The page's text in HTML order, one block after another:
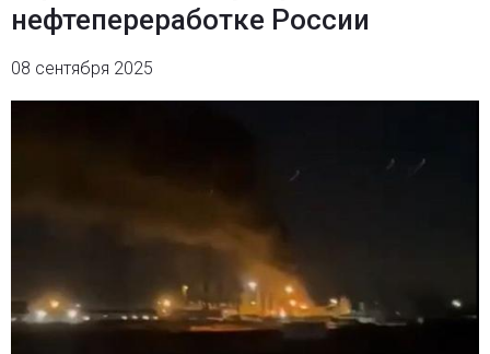
нефтепереработке России
08 сентября 2025